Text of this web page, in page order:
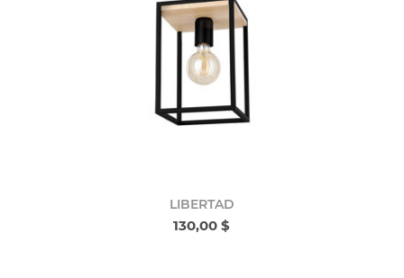
LIBERTAD
130,00 $